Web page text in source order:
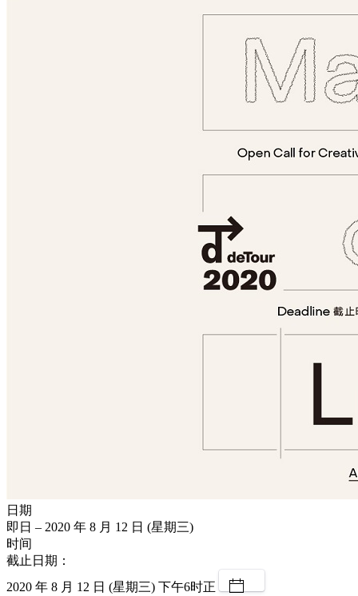
日期
即日 – 2020 年 8 月 12 日 (星期三)
时间
截止日期：
2020 年 8 月 12 日 (星期三) 下午6时正